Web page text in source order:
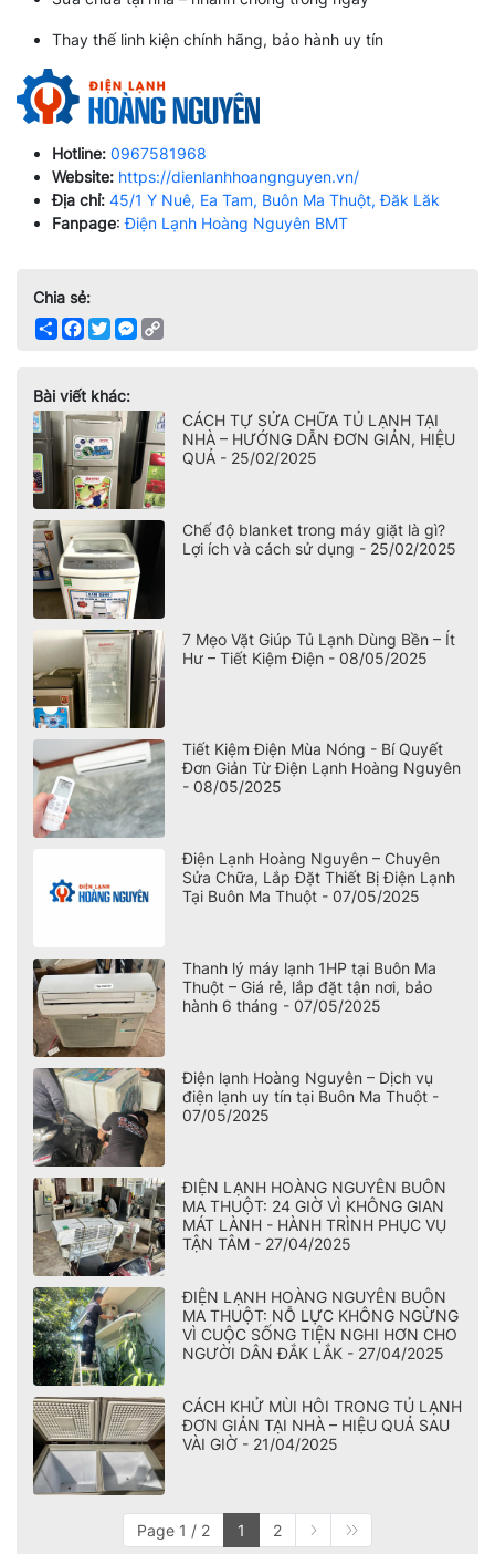
Thay thế linh kiện chính hãng, bảo hành uy tín
Hotline: 0967581968
Website: https://dienlanhhoangnguyen.vn/
Địa chỉ: 45/1 Y Nuê, Ea Tam, Buôn Ma Thuột, Đăk Lăk
Fanpage:Điện Lạnh Hoàng Nguyên BMT
Chia sẻ:
ShareFacebook
TwitterMessenger
Bài viết khác:
CÁCH TỰ SỬA CHỮA TỦ LẠNH TẠI
NHÀ – HƯỚNG DẪN ĐƠN GIẢN, HIỆU
QUẢ - 25/02/2025
Chế độ blanket trong máy giặt là gì?
Lợi ích và cách sử dụng - 25/02/2025
7 Mẹo Vặt Giúp Tủ Lạnh Dùng Bền – Ít
Hư – Tiết Kiệm Điện - 08/05/2025
Tiết Kiệm Điện Mùa Nóng - Bí Quyết
Đơn Giản Từ Điện Lạnh Hoàng Nguyên
- 08/05/2025
Điện Lạnh Hoàng Nguyên – Chuyên
Sửa Chữa, Lắp Đặt Thiết Bị Điện Lạnh
Tại Buôn Ma Thuột - 07/05/2025
Thanh lý máy lạnh 1HP tại Buôn Ma
Thuột – Giá rẻ, lắp đặt tận nơi, bảo
hành 6 tháng - 07/05/2025
Điện lạnh Hoàng Nguyên – Dịch vụ
điện lạnh uy tín tại Buôn Ma Thuột -
07/05/2025
ĐIỆN LẠNH HOÀNG NGUYÊN BUÔN
MA THUỘT: 24 GIỜ VÌ KHÔNG GIAN
MÁT LÀNH - HÀNH TRÌNH PHỤC VỤ
TẬN TÂM - 27/04/2025
ĐIỆN LẠNH HOÀNG NGUYÊN BUÔN
MA THUỘT: NỖ LỰC KHÔNG NGỪNG
VÌ CUỘC SỐNG TIỆN NGHI HƠN CHO
NGƯỜI DÂN ĐẮK LẮK - 27/04/2025
CÁCH KHỬ MÙI HÔI TRONG TỦ LẠNH
ĐƠN GIẢN TẠI NHÀ – HIỆU QUẢ SAU
VÀI GIỜ - 21/04/2025
Page 1 / 2 1 2